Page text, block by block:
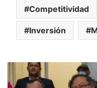
Competitividad
Inversión